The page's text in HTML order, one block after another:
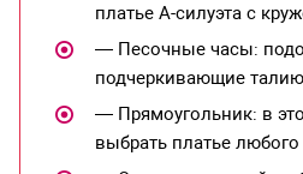
платье А-силуэта с
— Песочные часы:
подчеркивающие
— Прямоугольник: в
выбрать платье